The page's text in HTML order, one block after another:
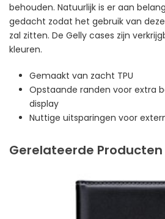
behouden. Natuurlijk is er aan
gedacht zodat het gebruik van
zal zitten. De Gelly cases zijn
kleuren.
Gemaakt van zacht TPU
Opstaande randen voor extra
display
Nuttige uitsparingen voor
Gerelateerde Producten